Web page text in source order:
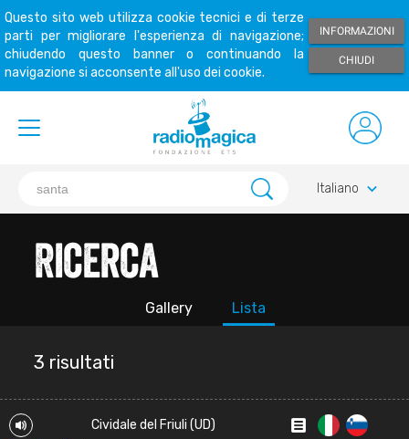
Questo sito web utilizza cookie tecnici e di terze
parti per migliorare l'esperienza di navigazione;
chiudendo questo banner o continuando la
navigazione si acconsente all'uso dei cookie.
INFORMAZIONI
CHIUDI
Italiano keyboard_arrow_down
Ricerca
Gallery Lista
3 risultati
Cividale del Friuli (UD)